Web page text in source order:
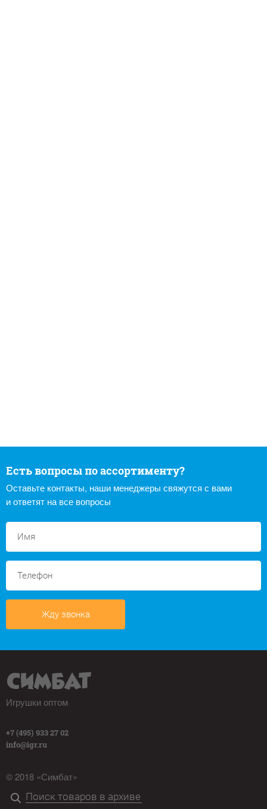
Есть вопросы по ассортименту?
Оставьте контакты, наши менеджеры свяжутся с вами
и ответят на все вопросы
Жду звонка
Игрушки оптом
+7 (495) 933 27 02
info@igr.ru
© 2018 «Симбат»